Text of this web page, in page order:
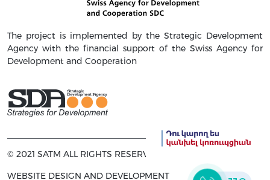
The project is implemented by the Strategic Development
Agency with the financial support of the Swiss Agency for
Development and Cooperation
© 2021 SATM ALL RIGHTS RESERVED
WEBSITE DESIGN AND DEVELOPMENT